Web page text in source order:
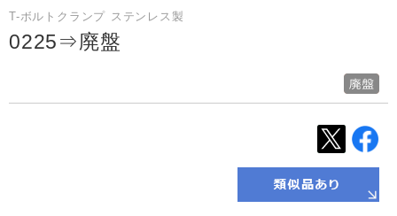
T-ボルトクランプ ステンレス製
0225⇒廃盤